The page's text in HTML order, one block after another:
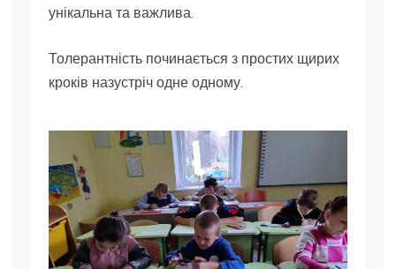
унікальна та важлива.
Толерантність починається з простих щирих
кроків назустріч одне одному.